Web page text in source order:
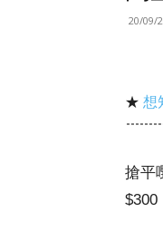
20/09/
★ 想
搶平
$300